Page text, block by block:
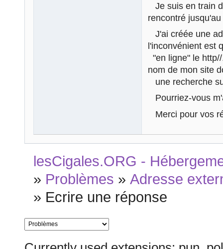
Je suis en train
rencontré
J'ai créée une
l'inconvénient est
"en ligne" le
nom de mon site
une recherche
Pourriez-vous
Merci pour vos
lesCigales.ORG -
» Problèmes »Adresse
» Ecrire une réponse